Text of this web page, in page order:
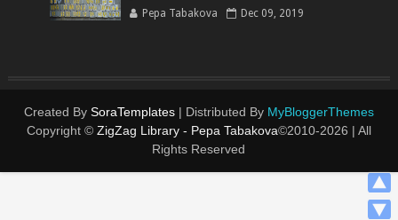
Pepa Tabakova Dec 09, 2019
Created By SoraTemplates| Distributed By MyBloggerThemes
Copyright © ZigZag Library - Pepa Tabakova©2010-2026 | All
Rights Reserved